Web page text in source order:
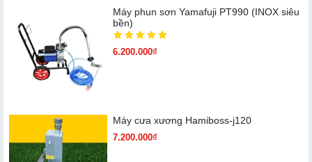
Máy phun sơn Yamafuji PT990 (INOX siêu
bền)
6.200.000₫
Máy cưa xương Hamiboss-j120
7.200.000₫